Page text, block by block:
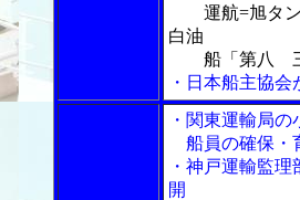
運航=旭タ
白油
船「第八 三
・日本船主協
・関東運輸局
船員の確保・
・神戸運輸監
開